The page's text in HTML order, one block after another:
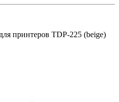
принтеров TDP-225 (beige)